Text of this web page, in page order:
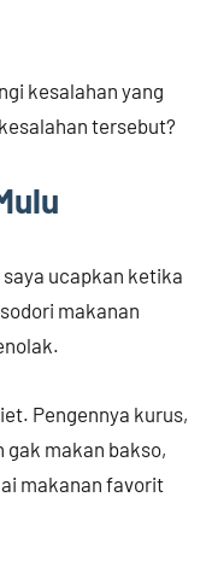
kesalahan yang
tersebut?
ucapkan ketika
makanan
Pengennya kurus,
gak makan bakso,
makanan favorit